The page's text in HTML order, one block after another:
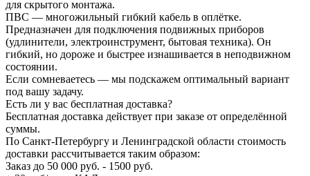
для скрытого монтажа.
ПВС — многожильный гибкий кабель в оплётке.
Предназначен для подключения подвижных приборов
(удлинители, электроинструмент, бытовая техника). Он
гибкий, но дороже и быстрее изнашивается в неподвижном
состоянии.
Если сомневаетесь — мы подскажем оптимальный вариант
под вашу задачу.
Есть ли у вас бесплатная доставка?
Бесплатная доставка действует при заказе от определённой
суммы.
По Санкт-Петербургу и Ленинградской области стоимость
доставки рассчитывается таким образом:
Заказ до 50 000 руб. - 1500 руб.